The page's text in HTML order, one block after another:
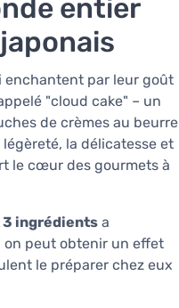
entier
enchantent par leur goût
"cloud cake" – un
de crèmes au beurre
la délicatesse et
le cœur des gourmets à
3 ingrédients a
on peut obtenir un effet
le préparer chez eux